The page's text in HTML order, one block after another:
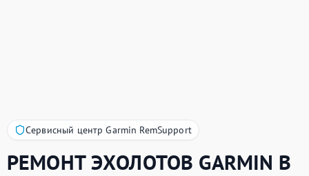
Сервисный центр Garmin RemSupport
РЕМОНТ ЭХОЛОТОВ GARMIN В